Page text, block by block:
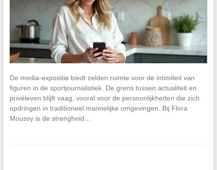
De media-expositie biedt zelden ruimte voor de intimiteit van
figuren in de sportjournalistiek. De grens tussen actualiteit en
privéleven blijft vaag, vooral voor de persoonlijkheden die zich
opdringen in traditioneel mannelijke omgevingen. Bij Flora
Moussy is de strengheid…